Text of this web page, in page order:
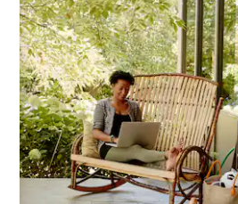
les flèches vers le haut et vers le